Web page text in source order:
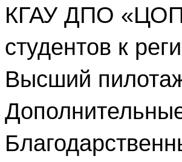
КГАУ ДПО
студентов к
Высший